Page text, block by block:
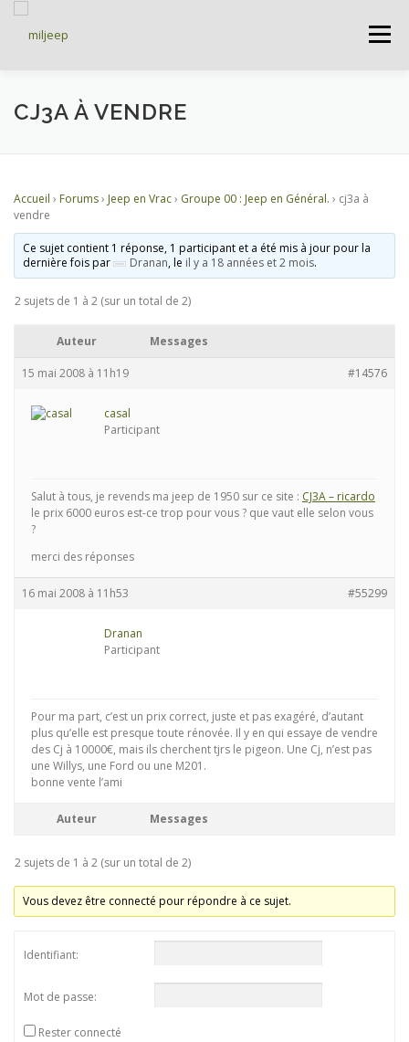
Menu
ACCUEIL ARTICLES
DOCUMENTATIONS FORUMS S’INSCRIRE
CONNEXION
CJ3A À VENDRE
Accueil › Forums› Jeep en Vrac› Groupe 00 : Jeep en Général. › cj3a à
vendre
Ce sujet contient 1 réponse, 1 participant et a été mis à jour pour la
dernière fois par
Dranan, le il y a 18 années et 2 mois.
2 sujets de 1 à 2 (sur un total de 2)
Auteur Messages
15 mai 2008 à 11h19 #14576
casal
Participant
Salut à tous, je revends ma jeep de 1950 sur ce site : CJ3A – ricardo
le prix 6000 euros est-ce trop pour vous ? que vaut elle selon vous
?
merci des réponses
16 mai 2008 à 11h53 #55299
Dranan
Participant
Pour ma part, c’est un prix correct, juste et pas exagéré, d’autant
plus qu’elle est presque toute rénovée. Il y en qui essaye de vendre
des Cj à 10000€, mais ils cherchent tjrs le pigeon. Une Cj, n’est pas
une Willys, une Ford ou une M201.
bonne vente l’ami
Auteur Messages
2 sujets de 1 à 2 (sur un total de 2)
Vous devez être connecté pour répondre à ce sujet.
Identifiant:
Mot de passe:
Rester connecté